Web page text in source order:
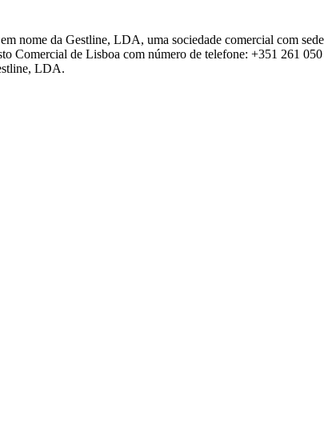
em nome da Gestline, LDA, uma sociedade comercial
Comercial de Lisboa com número de telefone: +351 261
LDA.